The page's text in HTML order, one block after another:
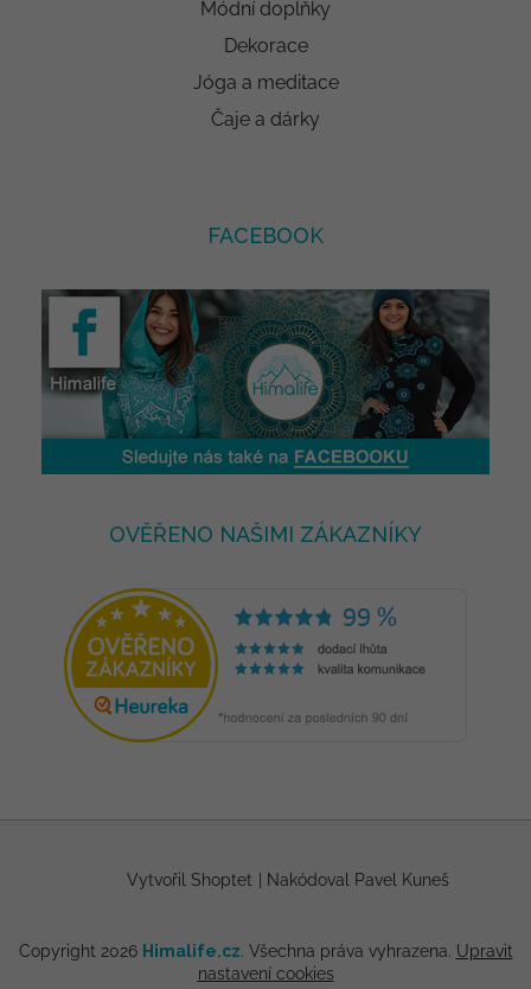
Módní doplňky
Dekorace
Jóga a meditace
Čaje a dárky
FACEBOOK
OVĚŘENO NAŠIMI ZÁKAZNÍKY
Vytvořil Shoptet Nakódoval Pavel Kuneš
Copyright 2026 Himalife.cz. Všechna práva vyhrazena. Upravit
nastavení cookies